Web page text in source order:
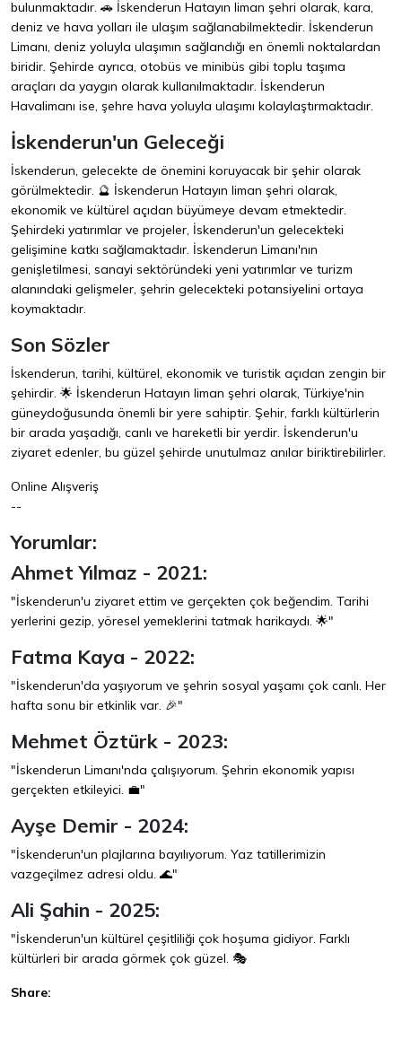
bulunmaktadır. 🚗 İskenderun Hatayın liman şehri olarak, kara,
deniz ve hava yolları ile ulaşım sağlanabilmektedir. İskenderun
Limanı, deniz yoluyla ulaşımın sağlandığı en önemli noktalardan
biridir. Şehirde ayrıca, otobüs ve minibüs gibi toplu taşıma
araçları da yaygın olarak kullanılmaktadır. İskenderun
Havalimanı ise, şehre hava yoluyla ulaşımı kolaylaştırmaktadır.
İskenderun'un Geleceği
İskenderun, gelecekte de önemini koruyacak bir şehir olarak
görülmektedir. 🔮 İskenderun Hatayın liman şehri olarak,
ekonomik ve kültürel açıdan büyümeye devam etmektedir.
Şehirdeki yatırımlar ve projeler, İskenderun'un gelecekteki
gelişimine katkı sağlamaktadır. İskenderun Limanı'nın
genişletilmesi, sanayi sektöründeki yeni yatırımlar ve turizm
alanındaki gelişmeler, şehrin gelecekteki potansiyelini ortaya
koymaktadır.
Son Sözler
İskenderun, tarihi, kültürel, ekonomik ve turistik açıdan zengin bir
şehirdir. 🌟 İskenderun Hatayın liman şehri olarak, Türkiye'nin
güneydoğusunda önemli bir yere sahiptir. Şehir, farklı kültürlerin
bir arada yaşadığı, canlı ve hareketli bir yerdir. İskenderun'u
ziyaret edenler, bu güzel şehirde unutulmaz anılar biriktirebilirler.
Online Alışveriş
--
Yorumlar:
Ahmet Yılmaz - 2021:
"İskenderun'u ziyaret ettim ve gerçekten çok beğendim. Tarihi
yerlerini gezip, yöresel yemeklerini tatmak harikaydı. 🌟"
Fatma Kaya - 2022:
"İskenderun'da yaşıyorum ve şehrin sosyal yaşamı çok canlı. Her
hafta sonu bir etkinlik var. 🎉"
Mehmet Öztürk - 2023:
"İskenderun Limanı'nda çalışıyorum. Şehrin ekonomik yapısı
gerçekten etkileyici. 💼"
Ayşe Demir - 2024:
"İskenderun'un plajlarına bayılıyorum. Yaz tatillerimizin
vazgeçilmez adresi oldu. 🌊"
Ali Şahin - 2025:
"İskenderun'un kültürel çeşitliliği çok hoşuma gidiyor. Farklı
kültürleri bir arada görmek çok güzel. 🎭
Share: